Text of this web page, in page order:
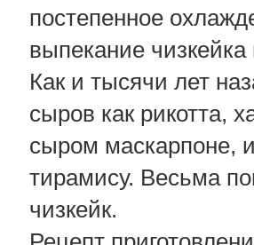
постепенное
выпекание
Как и тысячи лет
сыров как рикотта,
сыром маскарпоне,
тирамису. Весьма
чизкейк.